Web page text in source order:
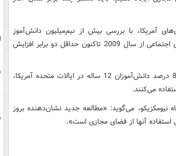
آمریکا، با بررسی بیش از نیم‌میلیون دانش‌آموز
دریافتند، میزان استفاده آنها از شبکه‌های اجتماعی از سال 2009 تاکنون حداقل دو برابر افزایش
پژوهش‌ها همچنین نشان داده است، 87 درصد دانش‌آموزان 12 ساله در ایالات متحده آمریکا،
نیومکزیکو، می‌گوید: «مطالعه جدید نشان‌دهنده بروز
آنها از فضای مجازی است».